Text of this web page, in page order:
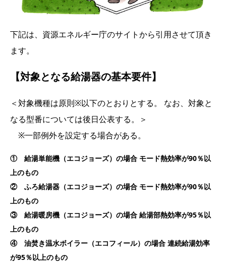
下記は、資源エネルギー庁のサイトから引用させて頂き
ます。
【対象となる給湯器の基本要件】
＜対象機種は原則※以下のとおりとする。 なお、対象と
なる型番については後日公表する。＞
※一部例外を設定する場合がある。
① 給湯単能機（エコジョーズ）の場合 モード熱効率が90％以
上のもの
② ふろ給湯器（エコジョーズ）の場合 モード熱効率が90％以
上のもの
③ 給湯暖房機（エコジョーズ）の場合 給湯部熱効率が95％以
上のもの
④ 油焚き温水ボイラー（エコフィール）の場合 連続給湯効率
が95％以上のもの